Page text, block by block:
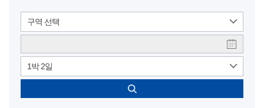
구역 선택
1박 2일